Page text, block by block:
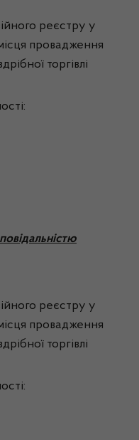
реєстру у
провадження
торгівлі
реєстру у
провадження
торгівлі